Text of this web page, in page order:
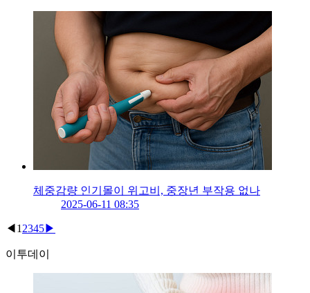
체중감량 인기몰이 위고비, 중장년 부작용 없나
2025-06-11 08:35
◀ 1 2345▶
이투데이